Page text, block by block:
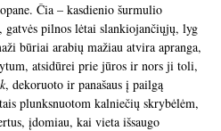
Čia – kasdienio šurmulio
pilnos lėtai slankiojančiųjų, lyg
būriai arabių mažiau atvira apranga,
atsidūrei prie jūros ir nors ji toli,
, dekoruoto ir panašaus į pailgą
plunksnuotom kalniečių skrybėlėm,
įdomiau, kai vieta išsaugo